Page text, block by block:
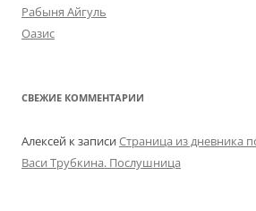
Рабыня Айгуль
Оазис
СВЕЖИЕ КОММЕНТАРИИ
Алексей к записиСтраница из дневника
Васи Трубкина. Послушница